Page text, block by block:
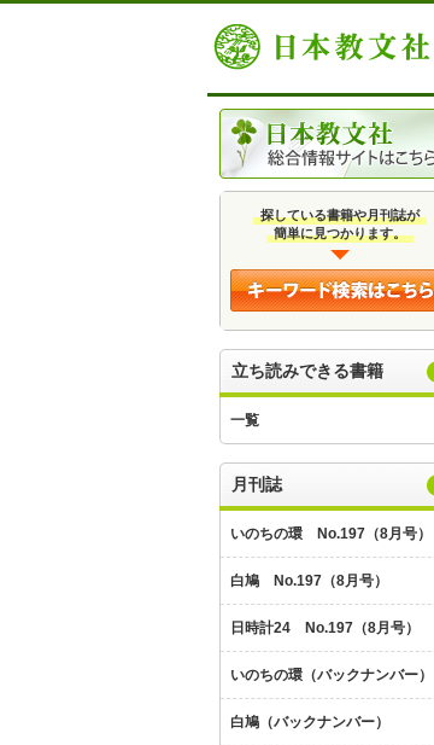
探している書籍や月刊誌が
簡単に見つかります。
立ち読みできる書籍
一覧
月刊誌
いのちの環 No.197（8月号）
白鳩 No.197（8月号）
日時計24 No.197（8月号）
いのちの環（バックナンバー）
白鳩（バックナンバー）